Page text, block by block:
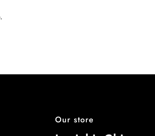
Our store